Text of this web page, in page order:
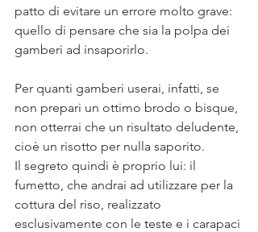
patto di evitare un errore molto grave:
quello di pensare che sia la polpa dei
gamberi ad insaporirlo.⠀
Per quanti gamberi userai, infatti, se
non prepari un ottimo brodo o bisque,
non otterrai che un risultato deludente,
cioè un risotto per nulla saporito.⠀
Il segreto quindi è proprio lui: il
fumetto, che andrai ad utilizzare per la
cottura del riso, realizzato
esclusivamente con le teste e i carapaci